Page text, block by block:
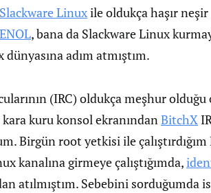
Slackware Linuxile oldukça haşır
, bana da Slackware Linux
adım atmıştım.
(IRC) oldukça meşhur olduğu
kara kuru konsol ekranındanBitchX
Birgün root yetkisi ile
kanalına girmeye çalıştığımda,
atılmıştım. Sebebini sorduğumda